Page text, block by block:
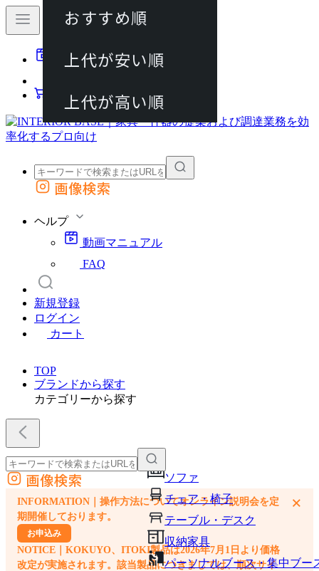
動画マニュアル
カート
外部サイトの商品をカートに追加
画像検索
ヘルプ
動画マニュアル
FAQ
新規登録
ログイン
カート
TOP
ブランドから探す
カテゴリーから探す
ソファ
チェア・椅子
テーブル・デスク
収納家具
パーソナルブース・集中ブー
外部サイトの商品をカートに追加
他のサイトで見つけた商品ページのURLを貼り付けて、カートに追加できます
画像検索
INFORMATION｜操作方法についてオンライン説明会を定
期開催しております。
お申込み
NOTICE｜KOKUYO、ITOKI製品は2026年7月1日より価格
改定が実施されます。該当製品につきましては、順次サイ
×
おすすめ順
上代が安い順
上代が高い順